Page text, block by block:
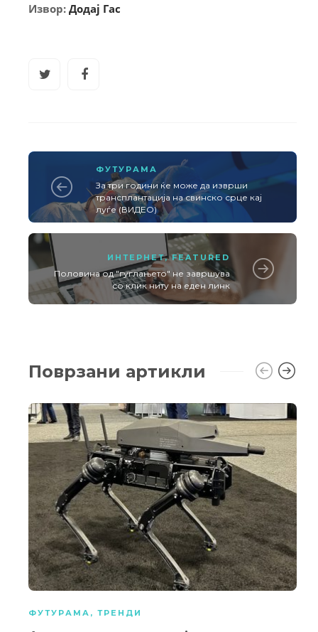
Извор: Додај Гас
ФУТУРАМА
За три години ќе може да изврши
трансплантација на свинско срце кај
луѓе (ВИДЕО)
ИНТЕРНЕТ,FEATURED
Половина од "гуглањето" не завршува
со клик ниту на еден линк
Поврзани артикли
ФУТУРАМА , ТРЕНДИ